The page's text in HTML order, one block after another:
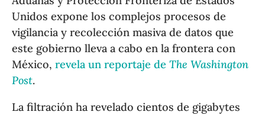
Unidos expone los complejos procesos de
vigilancia y recolección masiva de datos que
este gobierno lleva a cabo en la frontera con
México,revela un reportaje deThe Washington
Post.
La filtración ha revelado cientos de gigabytes